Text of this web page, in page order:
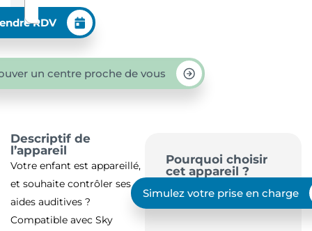
RDV
un centre proche de vous
Descriptif de
l’appareil
Votre enfant est appareillé,
et souhaite contrôler ses
aides auditives ?
Compatible avec Sky
Pourquoi choisir
cet appareil ?
Simulez votre prise en charge